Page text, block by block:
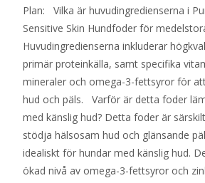
Plan: Vilka är huvudingredienserna i
Sensitive Skin Hundfoder för
Huvudingredienserna inkluderar
primär proteinkälla, samt specifika
mineraler och omega-3-fettsyror för
hud och päls. Varför är detta foder
med känslig hud? Detta foder är
stödja hälsosam hud och glänsande
idealiskt för hundar med känslig hud.
ökad nivå av omega-3-fettsyror och